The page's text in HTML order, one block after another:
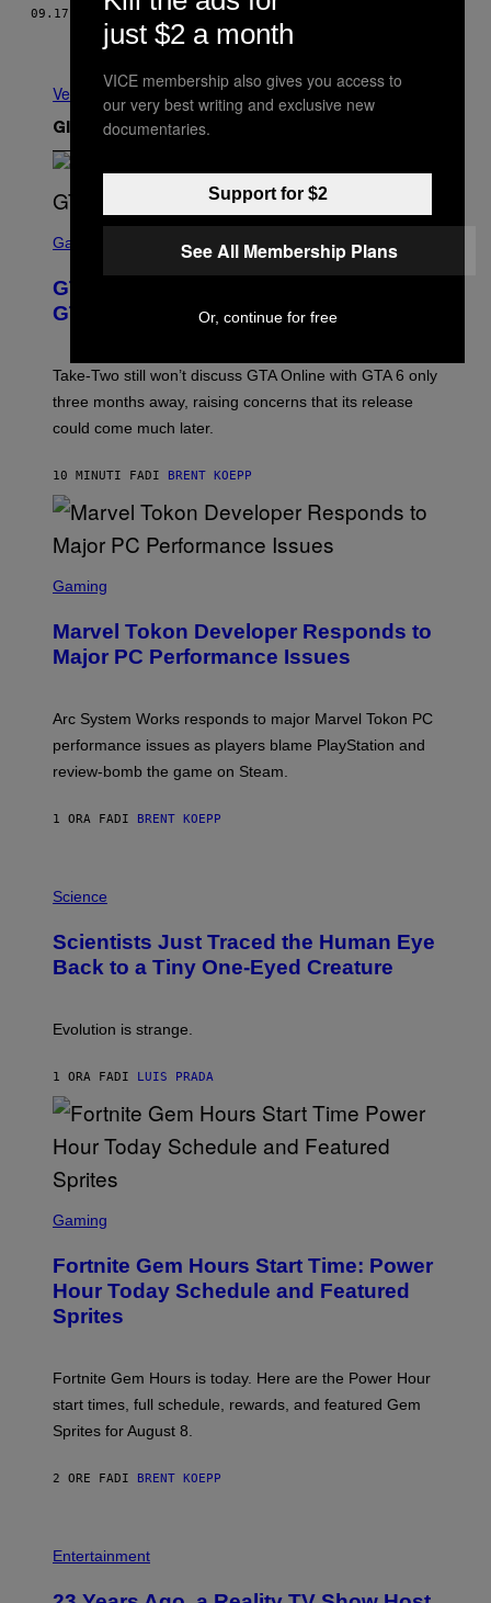
09.17.14 DI MICHAEL BYRNE
Più recentiMeno recenti
Vedi tutti
Gli Ultimi Articoli
C
E
N
S
T
R
C
S
A
G
A
E
Gaming
GTA 6 Gets Concerning Update About
GTA Online Release Date
Take-Two still won’t discuss GTA Online with GTA 6 only
three months away, raising concerns that its release
could come much later.
10 MINUTI FADI BRENT KOEPP
C
E
N
S
T
P
A
S
O
S
T
E
Gaming
Marvel Tokon Developer Responds to
Major PC Performance Issues
Arc System Works responds to major Marvel Tokon PC
performance issues as players blame PlayStation and
review-bomb the game on Steam.
1 ORA FADI BRENT KOEPP
H
O
:
C
I
G
S
G
E
T
T
I
A
G
E
S
Science
Scientists Just Traced the Human Eye
Back to a Tiny One-Eyed Creature
Evolution is strange.
1 ORA FADI LUIS PRADA
C
E
N
S
H
E
P
C
M
Gaming
Fortnite Gem Hours Start Time: Power
Hour Today Schedule and Featured
Sprites
Fortnite Gem Hours is today. Here are the Power Hour
start times, full schedule, rewards, and featured Gem
Sprites for August 8.
2 ORE FADI BRENT KOEPP
Entertainment
just $2 a month
VICE membership also gives you access to
our very best writing and exclusive new
documentaries.
Support for $2
See All Membership Plans
Or, continue for free